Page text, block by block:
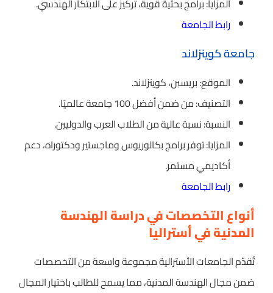
رابط الجامعة
جامعة كوينزلاند
الموقع: بريسبن، كوينزلاند.
التصنيف: من ضمن أفضل 100 جامعة عالميًا.
النسبة: نسبة عالية من الطلاب العرب والدوليين.
المزايا: توفر برامج بكالوريوس وماجستير ودكتوراه، دعم
أكاديمي مستمر.
رابط الجامعة
أنواع التخصصات في دراسة الهندسة
المدنية في أستراليا
تُقدّم الجامعات الأسترالية مجموعة واسعة من التخصصات
ضمن مجال الهندسة المدنية، مما يسمح للطالب باختيار المجال